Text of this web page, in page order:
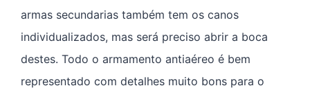
armas secundarias também tem os canos
individualizados, mas será preciso abrir a boca
destes. Todo o armamento antiaéreo é bem
representado com detalhes muito bons para o